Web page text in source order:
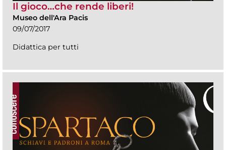
Il gioco…che rende liberi!
Museo dell'Ara Pacis
09/07/2017
Didattica per tutti